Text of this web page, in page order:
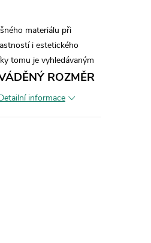
materiálu při
i estetického
tomu je vyhledávaným
ROZMĚR
informace